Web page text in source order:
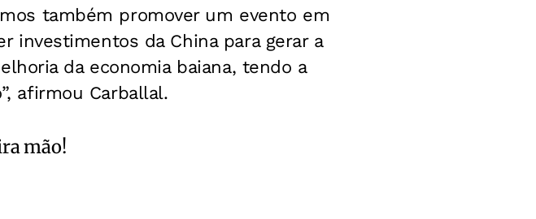
também promover um evento em
investimentos da China para gerar a
da economia baiana, tendo a
afirmou Carballal.
mão!